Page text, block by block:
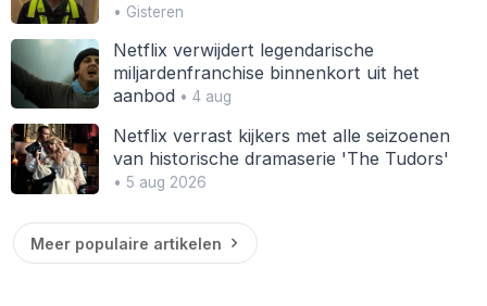
• Gisteren
Netflix verwijdert legendarische
miljardenfranchise binnenkort uit het
aanbod • 4 aug
Netflix verrast kijkers met alle seizoenen
van historische dramaserie 'The Tudors'
• 5 aug 2026
Meer populaire artikelen